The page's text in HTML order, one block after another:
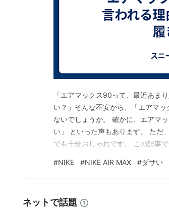
「エアマックス90って、最近あま
い？」そんな不安から、「エアマ
ないでしょうか。 確かに、エアマ
い」 といった声もあります。 ただ
でも十分おしゃれです。 この記事
【目次】 エアマックス90は本当に
われる理由 エアマックスSCはダサ
#NIKE #NIKE AIR MAX #ダサい
ネットで話題